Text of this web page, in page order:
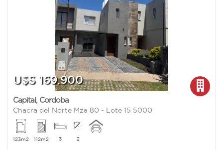
U$S 169.900
Capital, Cordoba
Chacra del Norte Mza 80 - Lote 15 5000
123m2 112m2 3 2